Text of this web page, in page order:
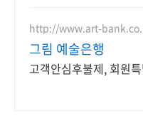
http://www.art-
그림 예술은행
고객안심후불제, 회원